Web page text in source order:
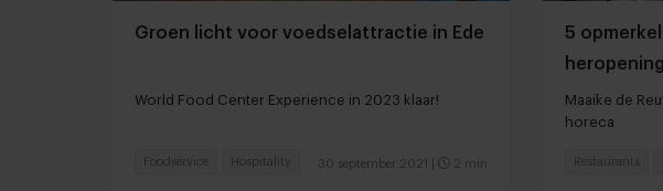
Groen licht voor voedselattractie in Ede
World Food Center Experience in 2023 klaar!
30 september 2021 2 min
Foodservice Hospitality
5
Maaike de
horeca
Restaurants